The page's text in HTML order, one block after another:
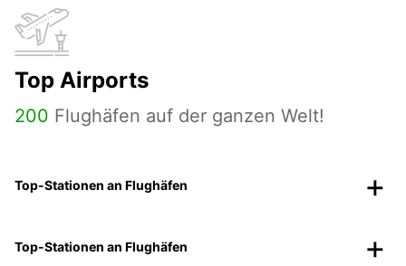
Top Airports
200 Flughäfen auf der ganzen Welt!
Top-Stationen an Flughäfen
Top-Stationen an Flughäfen